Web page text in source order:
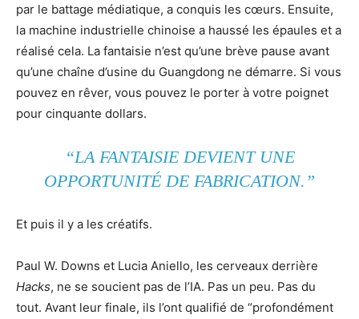
par le battage médiatique, a conquis les cœurs. Ensuite,
la machine industrielle chinoise a haussé les épaules et a
réalisé cela. La fantaisie n’est qu’une brève pause avant
qu’une chaîne d’usine du Guangdong ne démarre. Si vous
pouvez en rêver, vous pouvez le porter à votre poignet
pour cinquante dollars.
“LA FANTAISIE DEVIENT UNE
OPPORTUNITÉ DE FABRICATION.”
Et puis il y a les créatifs.
Paul W. Downs et Lucia Aniello, les cerveaux derrière
Hacks, ne se soucient pas de l’IA. Pas un peu. Pas du
tout. Avant leur finale, ils l’ont qualifié de “profondément